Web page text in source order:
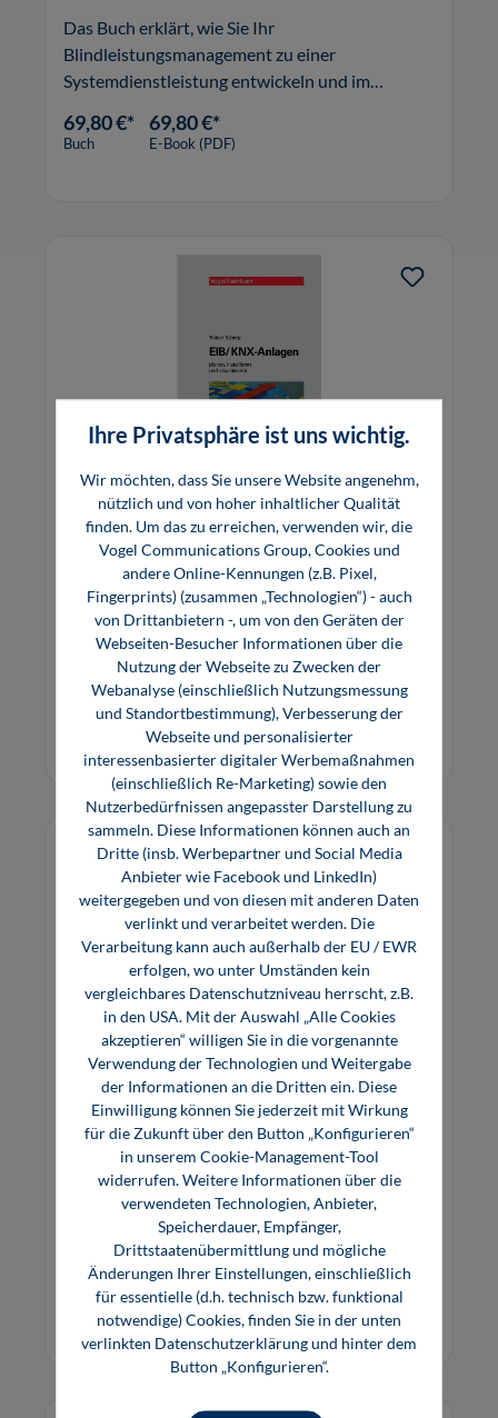
Das Buch erklärt, wie Sie Ihr
Blindleistungsmanagement zu einer
Systemdienstleistung entwickeln und im
monetarisieren können.
69,80 €*
Buch
69,80 €*
E-Book (PDF)
EIB/KNX-Anlagen (E-Book)
Das Buch wird für die Fortbildung zum
Bussystem EIB eingesetzt. Es eignet sich auch als
Nachschlagewerk für die tägliche Praxis.
23,99 €*
Analytics in der Industrie
In diesem Buch erfahren Sie, wie Analytics in der
Industrie funktioniert und wie Sie konkret an
Anwendungsfälle herangehen können.
29,80 €*
E-Book (PDF)
Ihre Privatsphäre ist uns wichtig.
Wir möchten, dass Sie unsere Website angenehm,
nützlich und von hoher inhaltlicher Qualität
finden. Um das zu erreichen, verwenden wir, die
Vogel Communications Group, Cookies und
andere Online-Kennungen (z.B. Pixel,
Fingerprints) (zusammen „Technologien“) - auch
von Drittanbietern -, um von den Geräten der
Webseiten-Besucher Informationen über die
Nutzung der Webseite zu Zwecken der
Webanalyse (einschließlich Nutzungsmessung
und Standortbestimmung), Verbesserung der
Webseite und personalisierter
interessenbasierter digitaler Werbemaßnahmen
(einschließlich Re-Marketing) sowie den
Nutzerbedürfnissen angepasster Darstellung zu
sammeln. Diese Informationen können auch an
Dritte (insb. Werbepartner und Social Media
Anbieter wie Facebook und LinkedIn)
weitergegeben und von diesen mit anderen Daten
verlinkt und verarbeitet werden. Die
Verarbeitung kann auch außerhalb der EU / EWR
erfolgen, wo unter Umständen kein
vergleichbares Datenschutzniveau herrscht, z.B.
in den USA. Mit der Auswahl „Alle Cookies
akzeptieren“ willigen Sie in die vorgenannte
Verwendung der Technologien und Weitergabe
der Informationen an die Dritten ein. Diese
Einwilligung können Sie jederzeit mit Wirkung
für die Zukunft über den Button „Konfigurieren“
in unserem Cookie-Management-Tool
widerrufen. Weitere Informationen über die
verwendeten Technologien, Anbieter,
Speicherdauer, Empfänger,
Drittstaatenübermittlung und mögliche
Änderungen Ihrer Einstellungen, einschließlich
für essentielle (d.h. technisch bzw. funktional
notwendige) Cookies, finden Sie in der unten
verlinkten Datenschutzerklärung und hinter dem
Button „Konfigurieren“.